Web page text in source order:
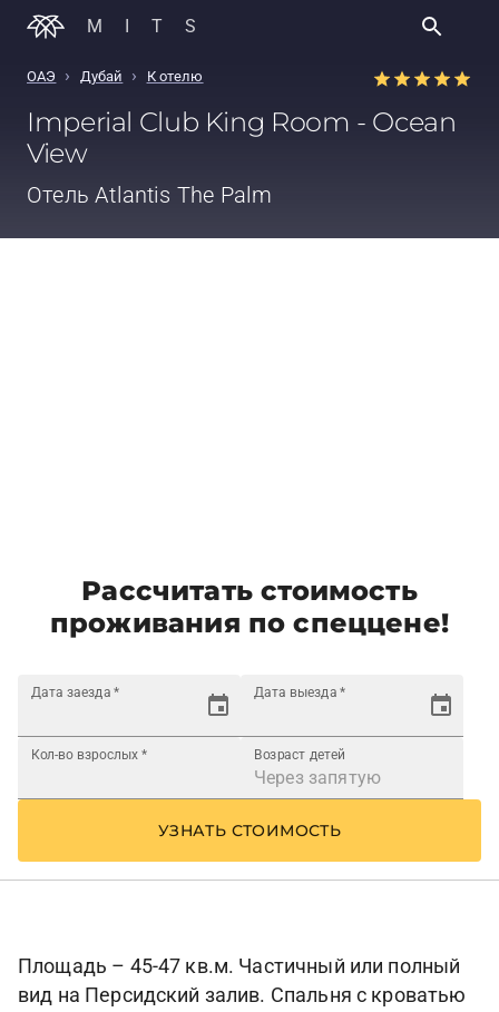
MITS
ОАЭ › Дубай › К отелю
Imperial Club King Room - Ocean
View
ОтельAtlantis The Palm
Рассчитать стоимость
проживания по спеццене!
Дата заезда * Дата выезда *
Кол-во взрослых * Возраст детей
УЗНАТЬ СТОИМОСТЬ
Площадь – 45-47 кв.м. Частичный или полный
вид на Персидский залив. Спальня с кроватью